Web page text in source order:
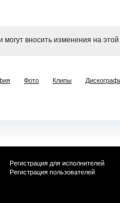
вносить изменения на
Фото Клипы
Регистрация для исполнителей
Регистрация пользователей